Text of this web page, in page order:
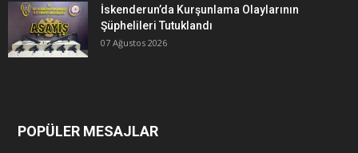
İskenderun’da Kurşunlama Olaylarının
Şüphelileri Tutuklandı
07 Ağustos 2026
POPÜLER MESAJLAR